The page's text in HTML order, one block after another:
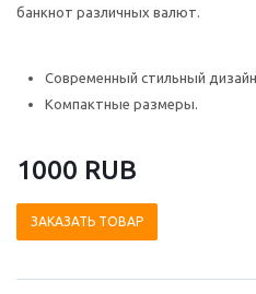
банкнот различных валют.
Современный стильный
Компактные размеры.
1000 RUB
ЗАКАЗАТЬ ТОВАР